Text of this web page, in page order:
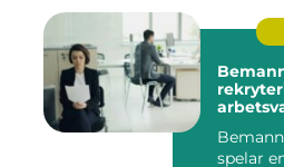
spelar